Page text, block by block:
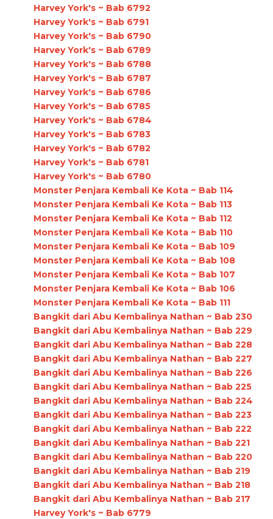
Harvey York's ~ Bab 6792
Harvey York's ~ Bab 6791
Harvey York's ~ Bab 6790
Harvey York's ~ Bab 6789
Harvey York's ~ Bab 6788
Harvey York's ~ Bab 6787
Harvey York's ~ Bab 6786
Harvey York's ~ Bab 6785
Harvey York's ~ Bab 6784
Harvey York's ~ Bab 6783
Harvey York's ~ Bab 6782
Harvey York's ~ Bab 6781
Harvey York's ~ Bab 6780
Monster Penjara Kembali Ke Kota ~ Bab 114
Monster Penjara Kembali Ke Kota ~ Bab 113
Monster Penjara Kembali Ke Kota ~ Bab 112
Monster Penjara Kembali Ke Kota ~ Bab 110
Monster Penjara Kembali Ke Kota ~ Bab 109
Monster Penjara Kembali Ke Kota ~ Bab 108
Monster Penjara Kembali Ke Kota ~ Bab 107
Monster Penjara Kembali Ke Kota ~ Bab 106
Monster Penjara Kembali Ke Kota ~ Bab 111
Bangkit dari Abu Kembalinya Nathan ~ Bab 230
Bangkit dari Abu Kembalinya Nathan ~ Bab 229
Bangkit dari Abu Kembalinya Nathan ~ Bab 228
Bangkit dari Abu Kembalinya Nathan ~ Bab 227
Bangkit dari Abu Kembalinya Nathan ~ Bab 226
Bangkit dari Abu Kembalinya Nathan ~ Bab 225
Bangkit dari Abu Kembalinya Nathan ~ Bab 224
Bangkit dari Abu Kembalinya Nathan ~ Bab 223
Bangkit dari Abu Kembalinya Nathan ~ Bab 222
Bangkit dari Abu Kembalinya Nathan ~ Bab 221
Bangkit dari Abu Kembalinya Nathan ~ Bab 220
Bangkit dari Abu Kembalinya Nathan ~ Bab 219
Bangkit dari Abu Kembalinya Nathan ~ Bab 218
Bangkit dari Abu Kembalinya Nathan ~ Bab 217
Harvey York's ~ Bab 6779